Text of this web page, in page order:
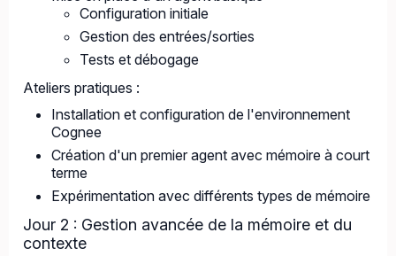
Configuration initiale
Gestion des entrées/sorties
Tests et débogage
Ateliers pratiques :
Installation et configuration de l'environnement
Cognee
Création d'un premier agent avec mémoire à court
terme
Expérimentation avec différents types de mémoire
Jour 2 : Gestion avancée de la mémoire et du
contexte